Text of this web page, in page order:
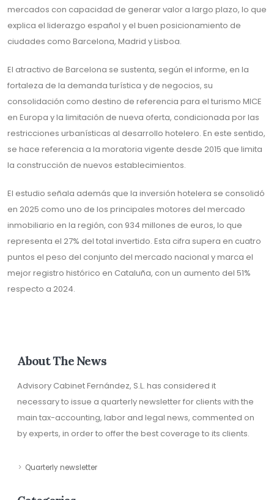
mercados con capacidad de generar valor a largo plazo, lo que
explica el liderazgo español y el buen posicionamiento de
ciudades como Barcelona, Madrid y Lisboa.
El atractivo de Barcelona se sustenta, según el informe, en la
fortaleza de la demanda turística y de negocios, su
consolidación como destino de referencia para el turismo MICE
en Europa y la limitación de nueva oferta, condicionada por las
restricciones urbanísticas al desarrollo hotelero. En este sentido,
se hace referencia a la moratoria vigente desde 2015 que limita
la construcción de nuevos establecimientos.
El estudio señala además que la inversión hotelera se consolidó
en 2025 como uno de los principales motores del mercado
inmobiliario en la región, con 934 millones de euros, lo que
representa el 27% del total invertido. Esta cifra supera en cuatro
puntos el peso del conjunto del mercado nacional y marca el
mejor registro histórico en Cataluña, con un aumento del 51%
respecto a 2024.
About The News
Advisory Cabinet Fernández, S.L. has considered it
necessary to issue a quarterly newsletter for clients with the
main tax-accounting, labor and legal news, commented on
by experts, in order to offer the best coverage to its clients.
Quarterly newsletter